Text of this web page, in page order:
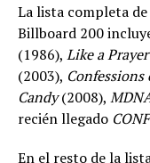
La lista completa
Billboard 200
(1986), Like a Prayer
(2003), Confessions
Candy(2008),
recién llegado
En el resto de la